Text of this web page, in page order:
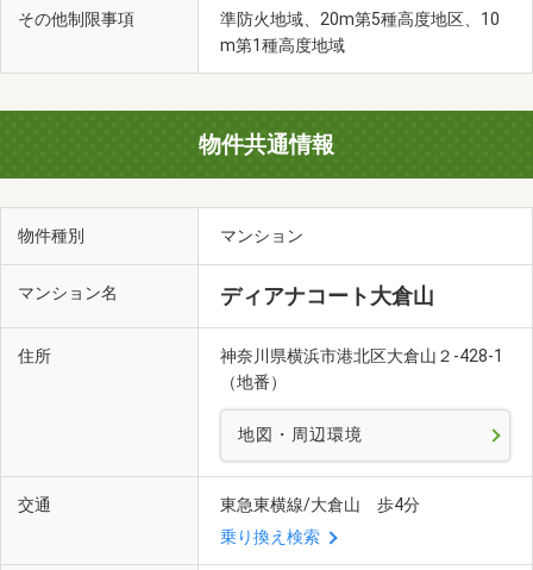
その他制限事項
準防火地域、20m第5種高度地区、10
m第1種高度地域
物件共通情報
物件種別 マンション
マンション名 ディアナコート大倉山
住所
神奈川県横浜市港北区大倉山２-428-1
（地番）
地図・周辺環境
交通
東急東横線/大倉山 歩4分
乗り換え検索